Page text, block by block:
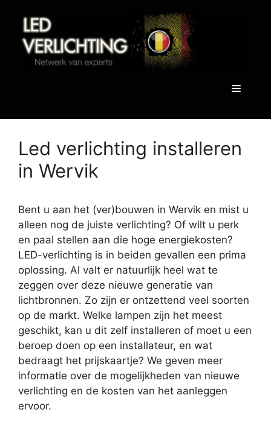
inhoud
Menu
Led verlichting installeren
in Wervik
Bent u aan het (ver)bouwen in Wervik en mist u
alleen nog de juiste verlichting? Of wilt u perk
en paal stellen aan die hoge energiekosten?
LED-verlichting is in beiden gevallen een prima
oplossing. Al valt er natuurlijk heel wat te
zeggen over deze nieuwe generatie van
lichtbronnen. Zo zijn er ontzettend veel soorten
op de markt. Welke lampen zijn het meest
geschikt, kan u dit zelf installeren of moet u een
beroep doen op een installateur, en wat
bedraagt het prijskaartje? We geven meer
informatie over de mogelijkheden van nieuwe
verlichting en de kosten van het aanleggen
ervoor.